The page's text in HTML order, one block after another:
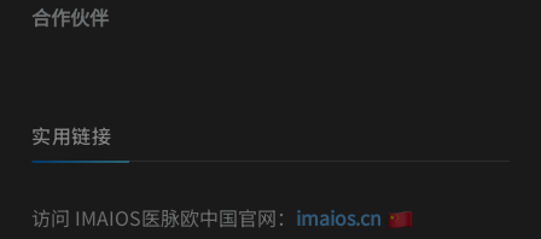
合作伙伴
实用链接
访问 IMAIOS医脉欧中国官网： imaios.cn